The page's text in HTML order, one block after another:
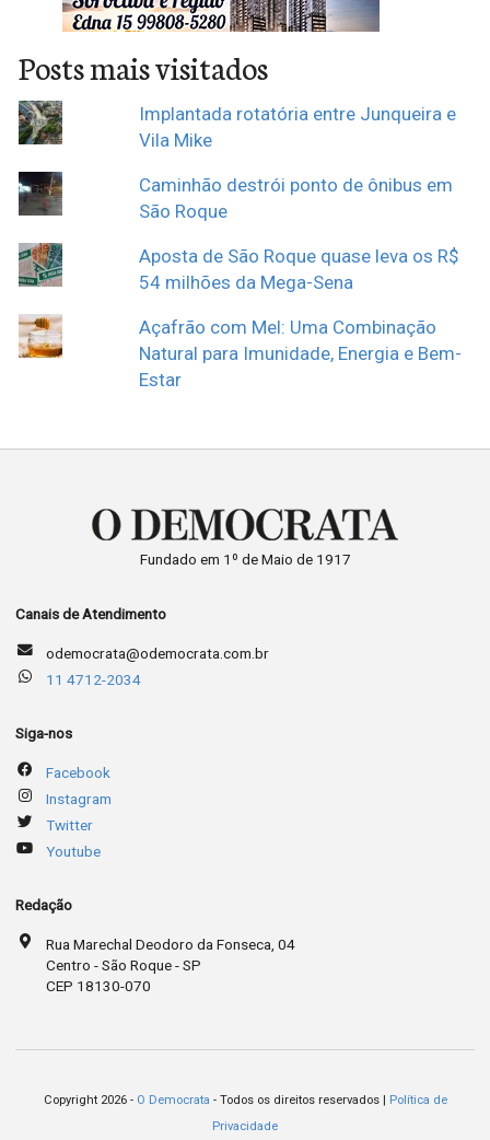
Posts mais visitados
Implantada rotatória entre Junqueira e
Vila Mike
Caminhão destrói ponto de ônibus em
São Roque
Aposta de São Roque quase leva os R$
54 milhões da Mega-Sena
Açafrão com Mel: Uma Combinação
Natural para Imunidade, Energia e Bem-
Estar
Fundado em 1º de Maio de 1917
Canais de Atendimento
odemocrata@odemocrata.com.br
11 4712-2034
Siga-nos
Facebook
Instagram
Twitter
Youtube
Redação
Rua Marechal Deodoro da Fonseca, 04
Centro - São Roque - SP
CEP 18130-070
Copyright 2026 - O Democrata - Todos os direitos reservados | Política de
Privacidade